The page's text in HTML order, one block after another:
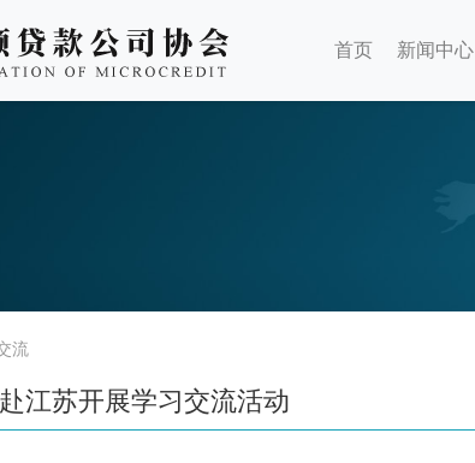
首页 新闻中心
流
江苏开展学习交流活动